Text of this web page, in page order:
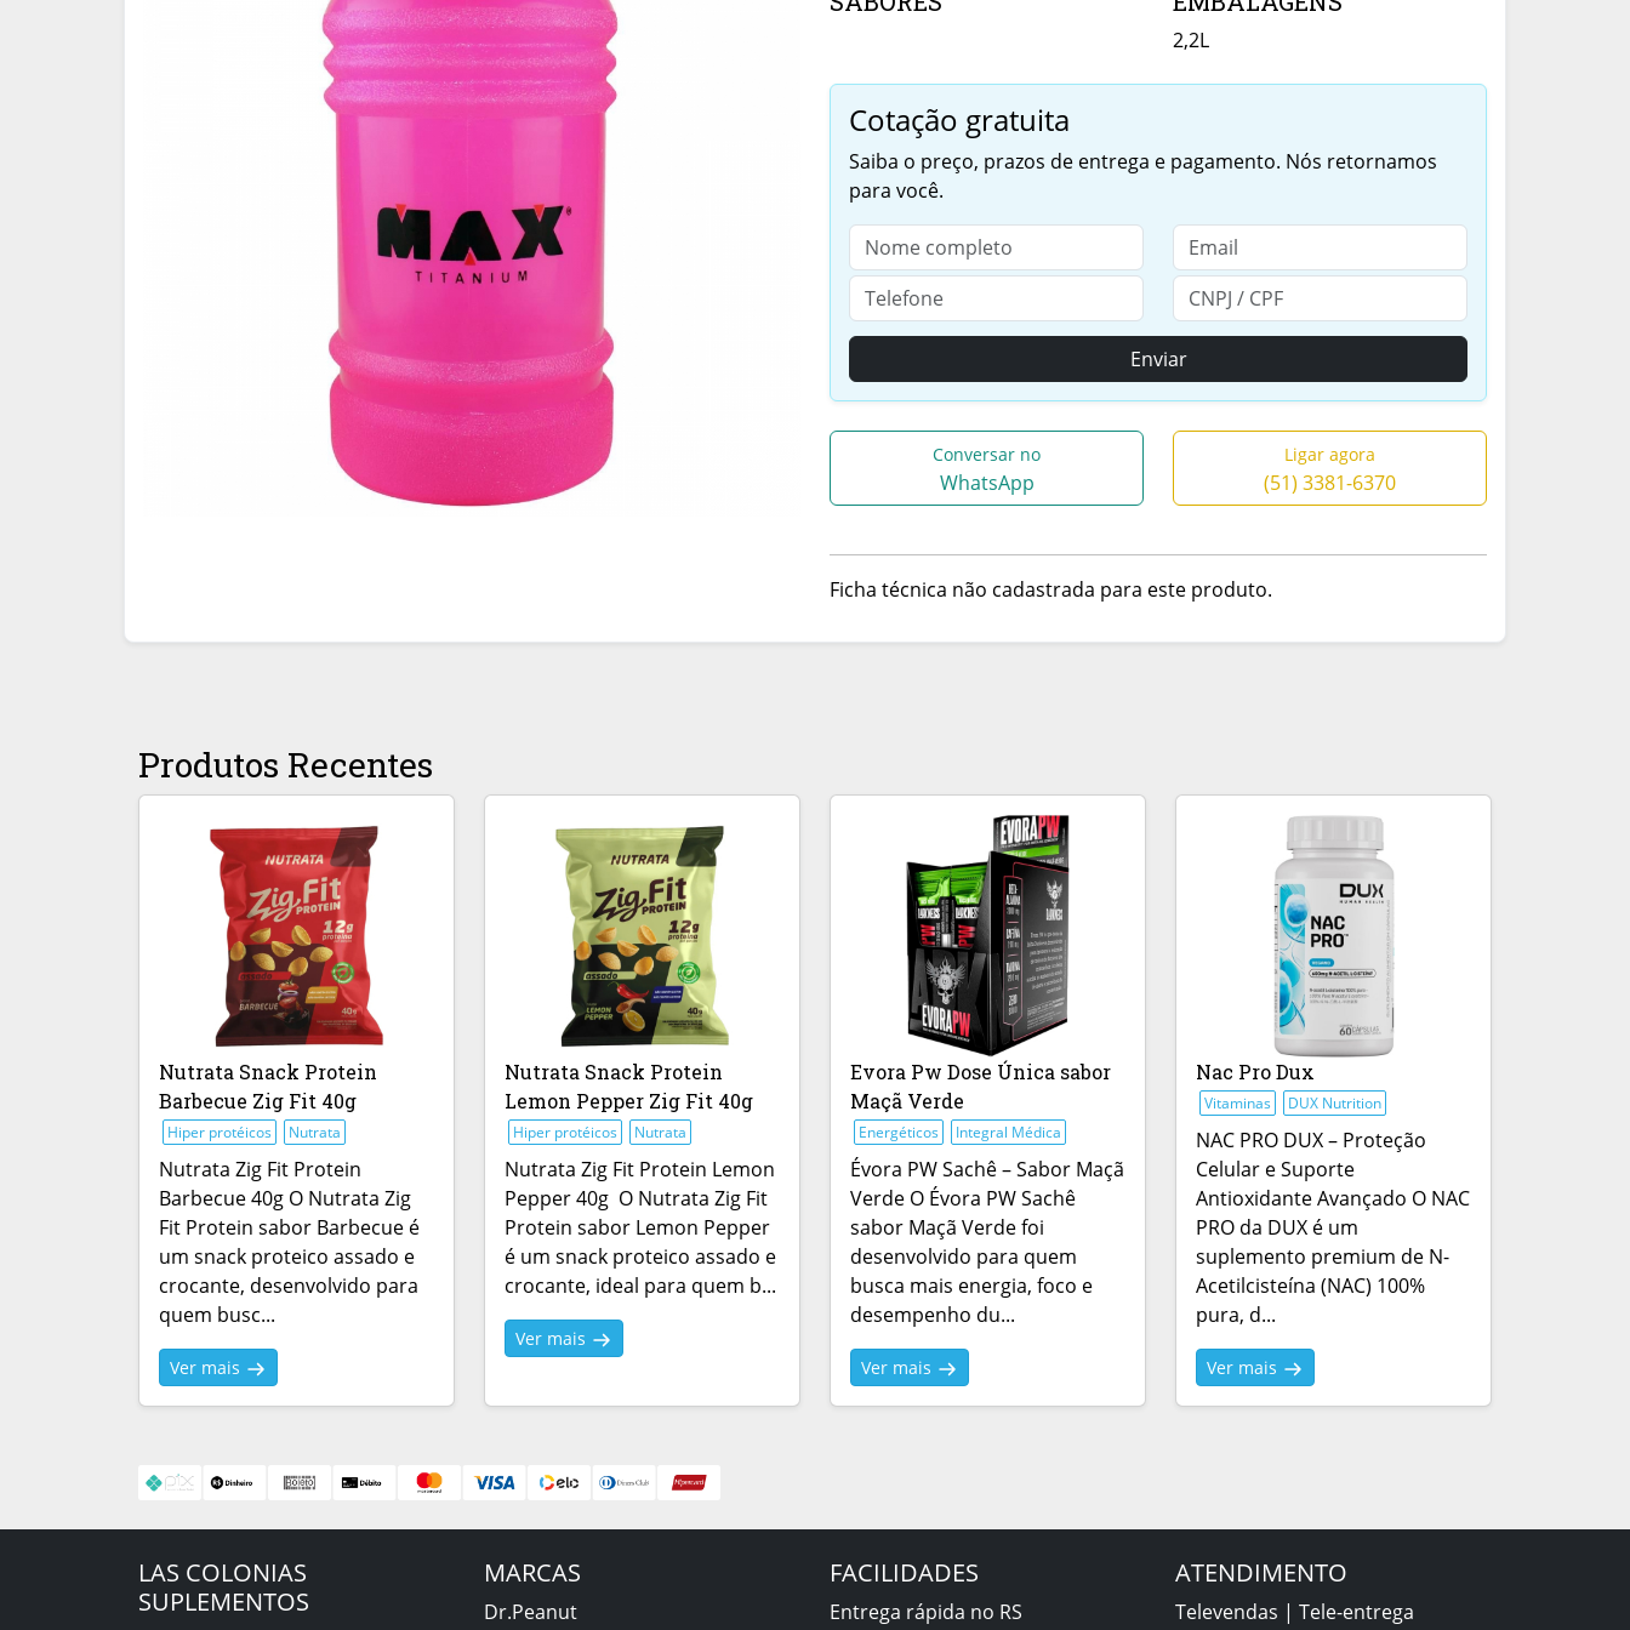
2,2L
Cotação gratuita
Saiba o preço, prazos de entrega e pagamento. Nós retornamos
para você.
Enviar
Conversar no
WhatsApp
Ligar agora
(51) 3381-6370
Ficha técnica não cadastrada para este produto.
Produtos Recentes
Nutrata Snack Protein
Barbecue Zig Fit 40g
Hiper protéicos Nutrata
Nutrata Zig Fit Protein
Barbecue 40g O Nutrata Zig
Fit Protein sabor Barbecue é
um snack proteico assado e
crocante, desenvolvido para
quem busc...
Ver mais
Nutrata Snack Protein
Lemon Pepper Zig Fit 40g
Hiper protéicos Nutrata
Nutrata Zig Fit Protein Lemon
Pepper 40g O Nutrata Zig Fit
Protein sabor Lemon Pepper
é um snack proteico assado e
crocante, ideal para quem b...
Ver mais
Evora Pw Dose Única sabor
Maçã Verde
Energéticos Integral Médica
Évora PW Sachê – Sabor Maçã
Verde O Évora PW Sachê
sabor Maçã Verde foi
desenvolvido para quem
busca mais energia, foco e
desempenho du...
Ver mais
Nac Pro Dux
Vitaminas DUX Nutrition
NAC PRO DUX – Proteção
Celular e Suporte
Antioxidante Avançado O NAC
PRO da DUX é um
suplemento premium de N-
Acetilcisteína (NAC) 100%
pura, d...
Ver mais
LAS COLONIAS
SUPLEMENTOS
MARCAS
Dr.Peanut
FACILIDADES
Entrega rápida no RS
ATENDIMENTO
Televendas | Tele-entrega